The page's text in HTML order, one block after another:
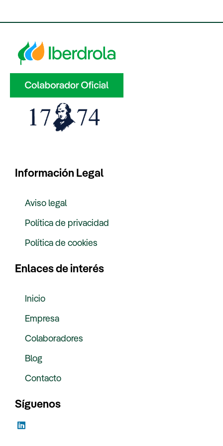
Información Legal
Aviso legal
Política de privacidad
Política de cookies
Enlaces de interés
Inicio
Empresa
Colaboradores
Blog
Contacto
Síguenos
L
i